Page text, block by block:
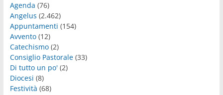
Agenda (76)
Angelus (2.462)
Appuntamenti (154)
Avvento(12)
Catechismo(2)
Consiglio Pastorale(33)
Di tutto un po'(2)
Diocesi (8)
Festività (68)